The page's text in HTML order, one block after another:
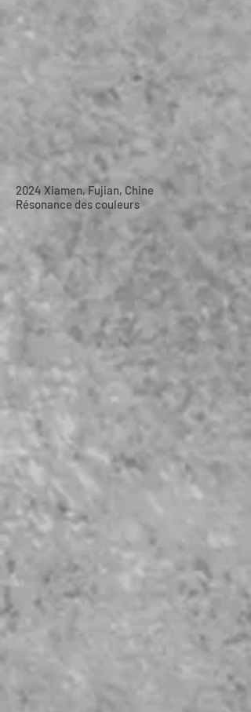
2024 Xiamen, Fujian, Chine
Résonance des couleurs